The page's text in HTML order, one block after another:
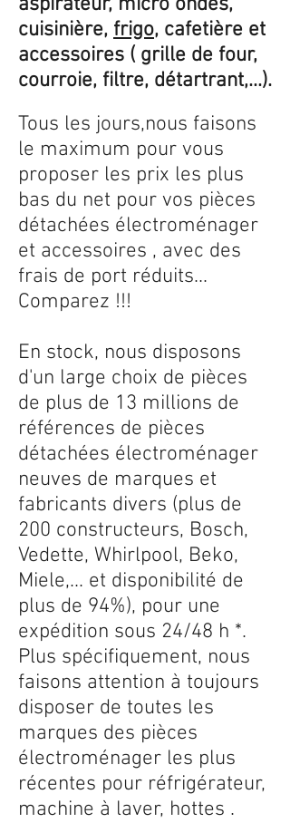
cuisinière, frigo, cafetière et
accessoires ( grille de four,
courroie, filtre, détartrant,...).
Tous les jours,nous faisons
le maximum pour vous
proposer les prix les plus
bas du net pour vos pièces
détachées électroménager
et accessoires , avec des
frais de port réduits...
Comparez !!!
En stock, nous disposons
d'un large choix de pièces
de plus de 13 millions de
références de pièces
détachées électroménager
neuves de marques et
fabricants divers (plus de
200 constructeurs, Bosch,
Vedette, Whirlpool, Beko,
Miele,... et disponibilité de
plus de 94%), pour une
expédition sous 24/48 h *.
Plus spécifiquement, nous
faisons attention à toujours
disposer de toutes les
marques des pièces
électroménager les plus
récentes pour réfrigérateur,
machine à laver, hottes .